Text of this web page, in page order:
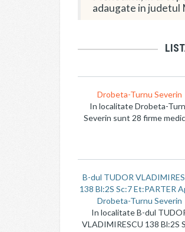
adaugate in judetul
Drobeta-Turnu Severin
In localitate Drobeta-
Severin sunt 28 firme
B-dul TUDOR
138 Bl:2S Sc:7 Et:PARTER
Drobeta-Turnu Severin
In localitate B-dul
VLADIMIRESCU 138 Bl:2S